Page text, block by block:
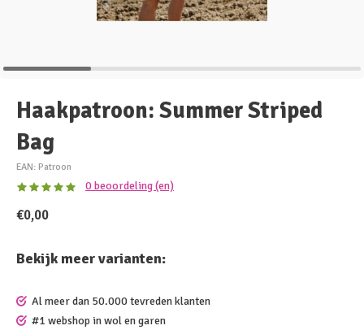
Haakpatroon: Summer Striped
Bag
EAN: Patroon
0 beoordeling (en)
€0,00
Bekijk meer varianten:
Al meer dan 50.000 tevreden klanten
#1 webshop in wol en garen